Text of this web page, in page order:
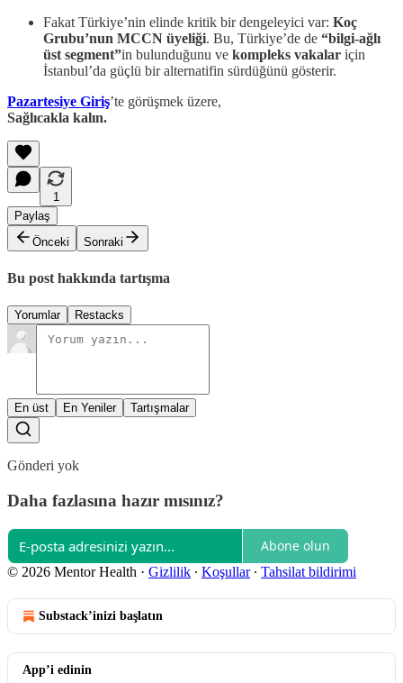
Fakat Türkiye’nin elinde kritik bir dengeleyici var: Koç
Grubu’nun MCCN üyeliği. Bu, Türkiye’de de “bilgi-ağlı
üst segment”in bulunduğunu ve kompleks vakalar için
İstanbul’da güçlü bir alternatifin sürdüğünü gösterir.
Pazartesiye Giriş’te görüşmek üzere,
Sağlıcakla kalın.
1
Paylaş
Önceki
Sonraki
Bu post hakkında tartışma
Yorumlar Restacks
En üst En Yeniler Tartışmalar
Gönderi yok
Daha fazlasına hazır mısınız?
Abone olun
© 2026 Mentor Health · Gizlilik ∙ Koşullar∙ Tahsilat bildirimi
Substack’inizi başlatın
App’i edinin